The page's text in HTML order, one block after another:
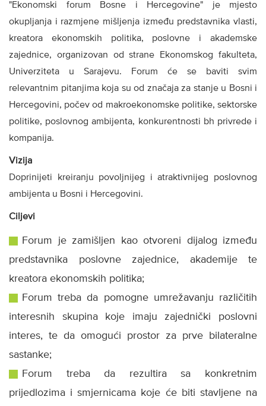
"Ekonomski forum Bosne i Hercegovine" je mjesto
okupljanja i razmjene mišljenja između predstavnika vlasti,
kreatora ekonomskih politika, poslovne i akademske
zajednice, organizovan od strane Ekonomskog fakulteta,
Univerziteta u Sarajevu. Forum će se baviti svim
relevantnim pitanjima koja su od značaja za stanje u Bosni i
Hercegovini, počev od makroekonomske politike, sektorske
politike, poslovnog ambijenta, konkurentnosti bh privrede i
kompanija.
Vizija
Doprinijeti kreiranju povoljnijeg i atraktivnijeg poslovnog
ambijenta u Bosni i Hercegovini.
Ciljevi
Forum je zamišljen kao otvoreni dijalog između
predstavnika poslovne zajednice, akademije te
kreatora ekonomskih politika;
Forum treba da pomogne umrežavanju različitih
interesnih skupina koje imaju zajednički poslovni
interes, te da omogući prostor za prve bilateralne
sastanke;
Forum treba da rezultira sa konkretnim
prijedlozima i smjernicama koje će biti stavljene na